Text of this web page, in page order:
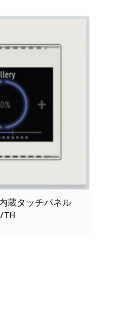
蔵タッチパネル
TH